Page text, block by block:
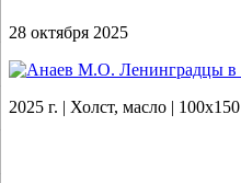
28 октября 2025
2025 г. | Холст, масло | 100х150